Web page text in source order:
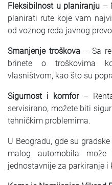
Fleksibilnost u planiranju –
planirati rute koje vam
od voznog reda javnog
Smanjenje troškova– Sa
brinete o troškovima
vlasništvom, kao što su
Sigurnost i komfor–
servisirano, možete biti
tehničkim problemima.
U Beogradu, gde su
malog automobila
jednostavnije za parkiranje i